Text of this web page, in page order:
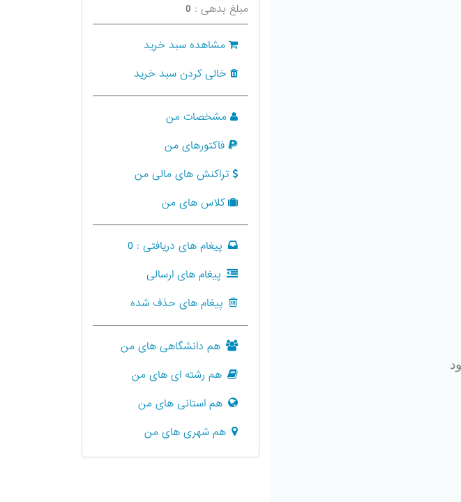
مبلغ بدهی : 0
مشاهده سبد خرید
خالی کردن سبد خرید
مشخصات من
فاکتورهای من
تراکنش های مالی من
کلاس های من
پیغام های دریافتی : 0
پیغام های ارسالی
پیغام های حذف شده
هم دانشگاهی های من
هم رشته ای های من
هم استانی های من
هم شهری های من